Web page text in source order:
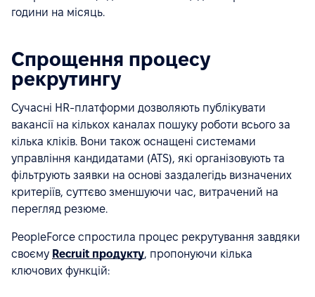
години на місяць.
Спрощення процесу
рекрутингу
Сучасні HR-платформи дозволяють публікувати
вакансії на кількох каналах пошуку роботи всього за
кілька кліків. Вони також оснащені системами
управління кандидатами (ATS), які організовують та
фільтрують заявки на основі заздалегідь визначених
критеріїв, суттєво зменшуючи час, витрачений на
перегляд резюме.
PeopleForce спростила процес рекрутування завдяки
своєму Recruit продукту, пропонуючи кілька
ключових функцій: